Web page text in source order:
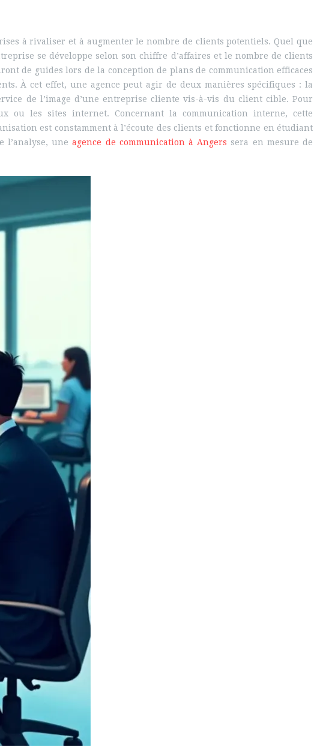
à rivaliser et à augmenter le nombre de clients potentiels. Quel que
se développe selon son chiffre d’affaires et le nombre de clients
de guides lors de la conception de plans de communication efficaces
À cet effet, une agence peut agir de deux manières spécifiques : la
de l’image d’une entreprise cliente vis-à-vis du client cible. Pour
ou les sites internet. Concernant la communication interne, cette
est constamment à l’écoute des clients et fonctionne en étudiant
l’analyse, uneagence de communication à Angers sera en mesure de